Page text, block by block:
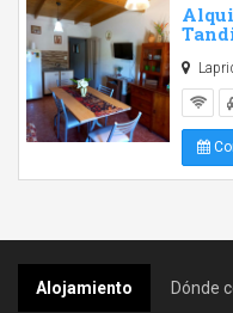
Alojamiento Dónde